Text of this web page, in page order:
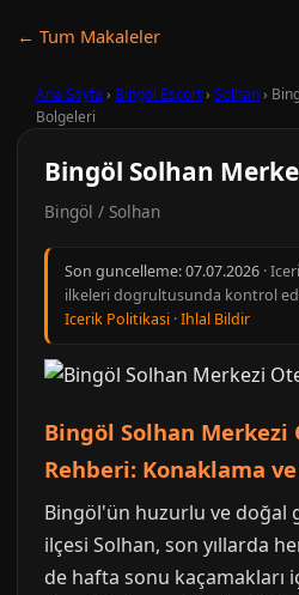
← Tum Makaleler
Ana Sayfa › Bingöl Escort› Solhan›
Bolgeleri
Bingöl Solhan
Bingöl / Solhan
Son guncelleme:07.07.2026 ·
ilkeleri dogrultusunda kontrol
Icerik Politikasi ·Ihlal Bildir
Bingöl Solhan
Rehberi: Konaklama
Bingöl'ün huzurlu ve doğal
ilçesi Solhan, son yıllarda
de hafta sonu kaçamakları